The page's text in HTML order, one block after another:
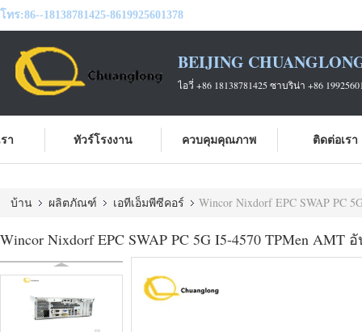
โทร:86--18138781425-8619925601378
BEIJING
ไอวี่ +86 18138781425 ซาบริน่า +86
า ทัวร์โรงงาน ควบคุมคุณภาพ ติดต่อเรา
บ้าน ผลิตภัณฑ์ เอทีเอ็มพีซีคอร์ Wincor Nixdorf EPC SWAP PC
Wincor Nixdorf EPC SWAP PC 5G I5-4570 TPMen AMT อั